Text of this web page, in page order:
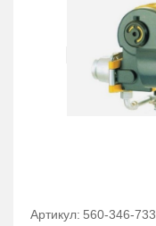
Артикул: 560-346-733